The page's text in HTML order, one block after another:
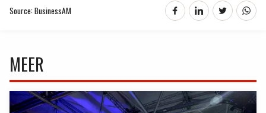
Source: BusinessAM
MEER